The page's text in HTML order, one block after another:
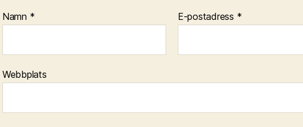
Namn * E-postadress *
Webbplats